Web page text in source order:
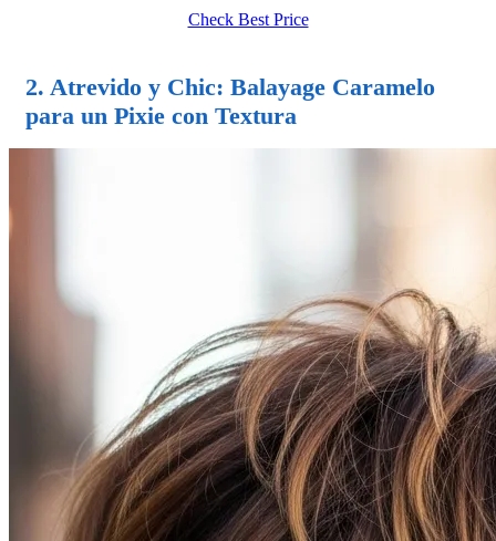
Check Best Price
2. Atrevido y Chic: Balayage Caramelo
para un Pixie con Textura